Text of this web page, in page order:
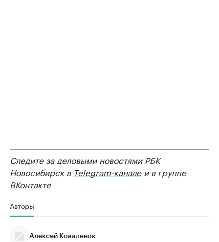
Следите за деловыми новостями РБК
Новосибирск в Telegram-каналеи в группе
ВКонтакте
Авторы
Алексей Коваленок